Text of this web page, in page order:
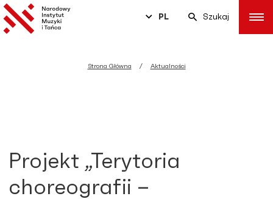
PL Szukaj
Strona Główna Aktualności
Projekt „Terytoria
choreografii –